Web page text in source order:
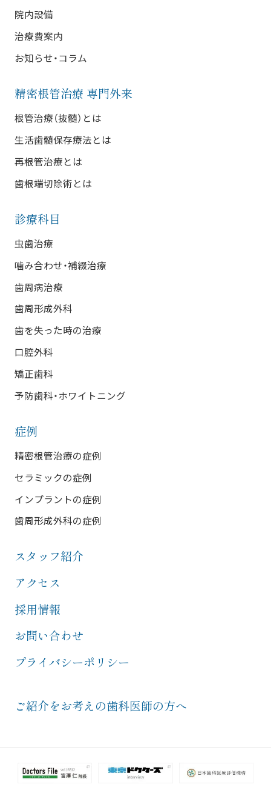
院内設備
治療費案内
お知らせ・コラム
精密根管治療 専門外来
根管治療（抜髄）とは
生活歯髄保存療法とは
再根管治療とは
歯根端切除術とは
診療科目
虫歯治療
噛み合わせ・補綴治療
歯周病治療
歯周形成外科
歯を失った時の治療
口腔外科
矯正歯科
予防歯科・ホワイトニング
症例
精密根管治療の症例
セラミックの症例
インプラントの症例
歯周形成外科の症例
スタッフ紹介
アクセス
採用情報
お問い合わせ
プライバシーポリシー
ご紹介をお考えの歯科医師の方へ